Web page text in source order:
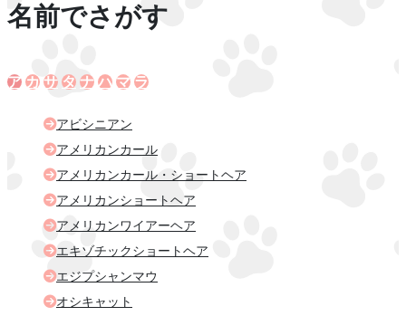
名前でさがす
ア カ サ タ ナ ハ マ ラ
アビシニアン
アメリカンカール
アメリカンカール・ショートヘア
アメリカンショートヘア
アメリカンワイアーヘア
エキゾチックショートヘア
エジプシャンマウ
オシキャット